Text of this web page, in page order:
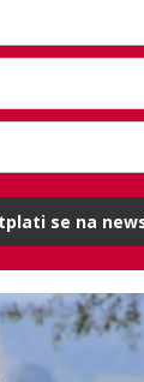
(62):
i socijalnu
se na